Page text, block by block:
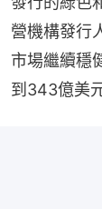
營機構發行
市場繼續穩
到343億美